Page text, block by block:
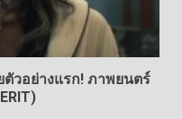
ตัวอย่างแรก! ภาพยนตร์